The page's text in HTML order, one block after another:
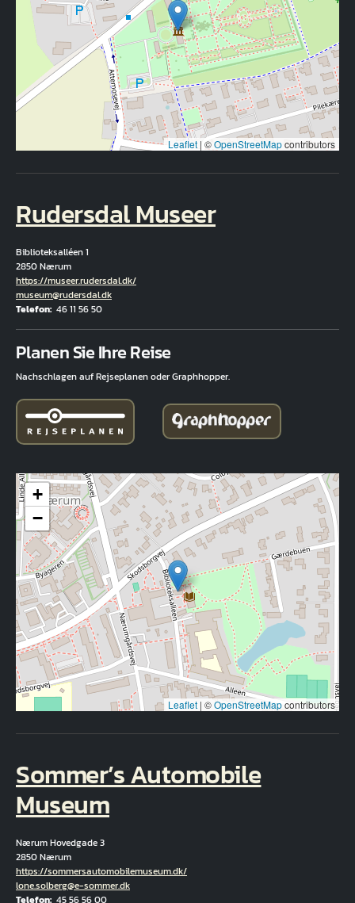
Leaflet | ©OpenStreetMapcontributors
Rudersdal Museer
Biblioteksalléen 1
2850 Nærum
Hjemmeside
https://museer.rudersdal.dk/
E-Mail
museum@rudersdal.dk
Telefon 46 11 56 50
Planen Sie Ihre Reise
Nachschlagen auf Rejseplanen oder Graphhopper.
+
−
Leaflet | ©OpenStreetMapcontributors
Sommer’s Automobile
Museum
Nærum Hovedgade 3
2850 Nærum
Hjemmeside
https://sommersautomobilemuseum.dk/
E-Mail
lone.solberg@e-sommer.dk
Telefon 45 56 56 00